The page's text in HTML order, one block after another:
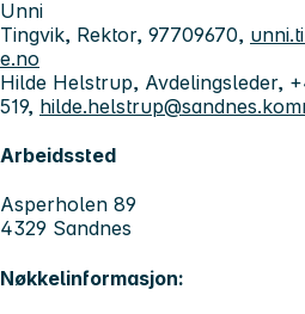
Unni
Tingvik, Rektor, 97709670,
e.no
Hilde Helstrup, Avdelingsleder,
519,
Arbeidssted
Asperholen 89
4329 Sandnes
Nøkkelinformasjon: